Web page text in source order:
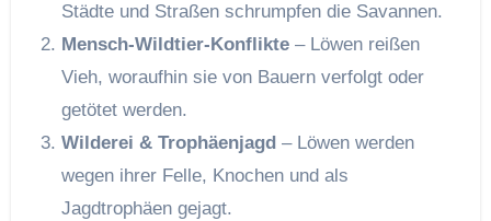
Städte und Straßen schrumpfen die Savannen.
Mensch-Wildtier-Konflikte– Löwen reißen
Vieh, woraufhin sie von Bauern verfolgt oder
getötet werden.
Wilderei & Trophäenjagd – Löwen werden
wegen ihrer Felle, Knochen und als
Jagdtrophäen gejagt.